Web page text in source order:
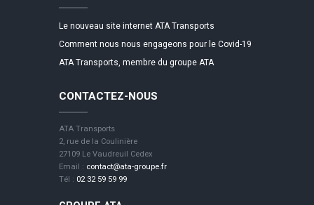
Le nouveau site internet ATA Transports
Comment nous nous engageons pour le Covid-19
ATA Transports, membre du groupe ATA
CONTACTEZ-NOUS
ATA Transports
2, rue de la Coulinière
27109 Le Vaudreuil Cedex
Email : contact@ata-groupe.fr
Tél : 02 32 59 59 99